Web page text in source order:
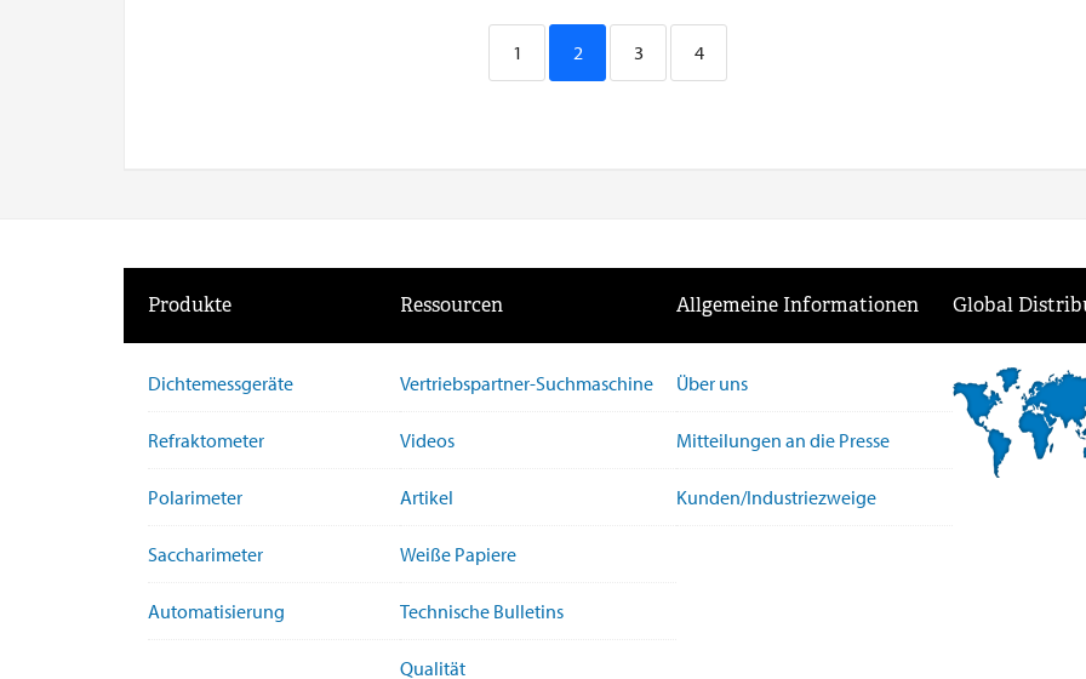
1 2 3 4
Produkte
Dichtemessgeräte
Refraktometer
Polarimeter
Saccharimeter
Automatisierung
Ressourcen
Vertriebspartner-Suchmaschine
Videos
Artikel
Weiße Papiere
Technische Bulletins
Qualität
Allgemeine Informationen
Über uns
Mitteilungen an die Presse
Kunden/Industriezweige
Global